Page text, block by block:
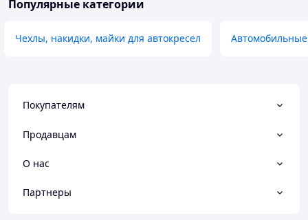
Популярные категории
Чехлы, накидки, майки для автокресел
Покупателям
Продавцам
О нас
Партнеры